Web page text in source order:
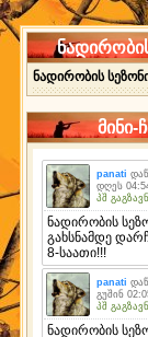
ნადირობის
მინი-